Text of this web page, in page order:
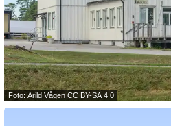
Foto: Arild Vågen CC BY-SA 4.0